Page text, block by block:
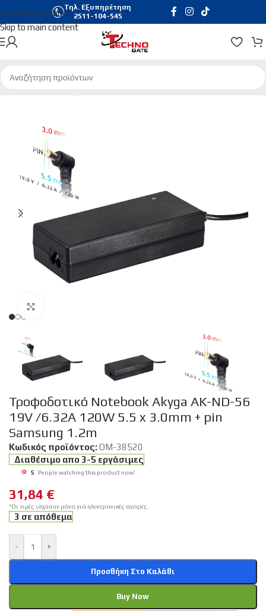
Skip to navigation
Skip to main content
Τηλ. Εξυπηρέτηση
2511-104-545
Αρχική σελίδα/Αξεσουάρ Laptop/Τροφοδοτικά Laptop
Τροφοδοτικό Notebook Akyga AK-ND-56
19V /6.32A 120W 5.5 x 3.0mm + pin
Samsung 1.2m
Κωδικός προϊόντος:OM-38520
Διαθέσιμο απο 3-5 εργάσιμες
5 People watching this product now!
31,84 €
*Οι τιμές ισχύουν μόνο για ηλεκτρονικές αγορές.
3 σε απόθεμα
- +
Προσθήκη Στο Καλάθι
Buy Now